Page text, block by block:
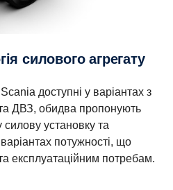
силового агрегату
доступні у варіантах з
ДВЗ, обидва пропонують
установку та
потужності, що
експлуатаційним потребам.